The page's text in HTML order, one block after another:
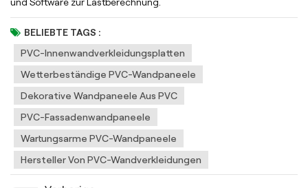
und Software zur Lastberechnung.
BELIEBTE TAGS :
PVC-Innenwandverkleidungsplatten
Wetterbeständige PVC-Wandpaneele
Dekorative Wandpaneele Aus PVC
PVC-Fassadenwandpaneele
Wartungsarme PVC-Wandpaneele
Hersteller Von PVC-Wandverkleidungen